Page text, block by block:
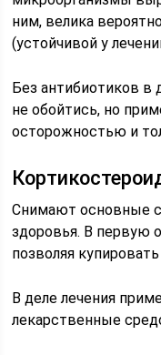
ним, велика
(устойчивой у
Без антибиотиков в
не обойтись, но
осторожностью и
Снимают основные
здоровья. В первую
позволяя
В деле лечения
лекарственные